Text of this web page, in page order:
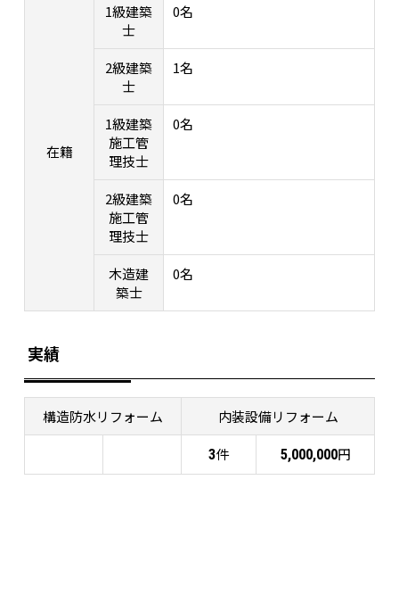
在籍
1級建築
士
0名
2級建築
士
1名
1級建築
施工管
理技士
0名
2級建築
施工管
理技士
0名
木造建
築士
0名
実績
構造防水リフォーム 内装設備リフォーム
3件 5,000,000円